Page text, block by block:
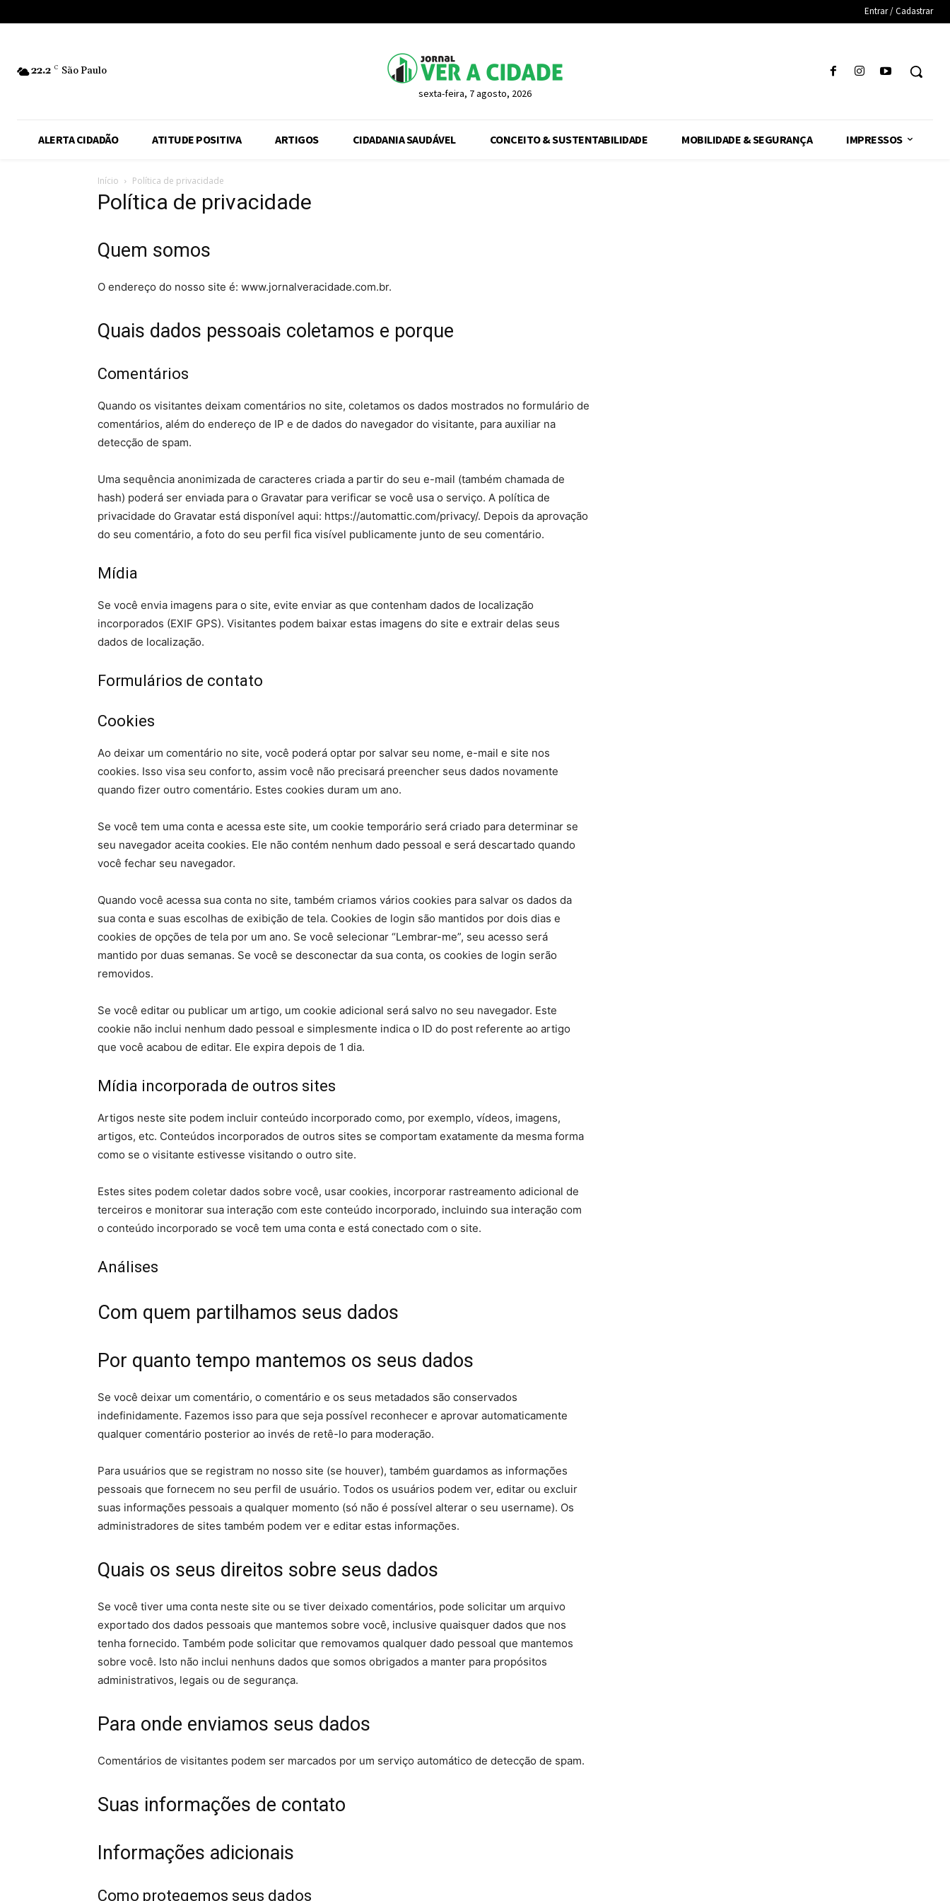
Entrar / Cadastrar
22.2 C São Paulo
sexta-feira, 7 agosto, 2026
ALERTA CIDADÃO ATITUDE POSITIVA ARTIGOS CIDADANIA SAUDÁVEL CONCEITO & SUSTENTABILIDADE MOBILIDADE & SEGURANÇA IMPRESSOS
Início Política de privacidade
Política de privacidade
Quem somos
O endereço do nosso site é: www.jornalveracidade.com.br.
Quais dados pessoais coletamos e porque
Comentários
Quando os visitantes deixam comentários no site, coletamos os dados mostrados no formulário de
comentários, além do endereço de IP e de dados do navegador do visitante, para auxiliar na
detecção de spam.
Uma sequência anonimizada de caracteres criada a partir do seu e-mail (também chamada de
hash) poderá ser enviada para o Gravatar para verificar se você usa o serviço. A política de
privacidade do Gravatar está disponível aqui: https://automattic.com/privacy/. Depois da aprovação
do seu comentário, a foto do seu perfil fica visível publicamente junto de seu comentário.
Mídia
Se você envia imagens para o site, evite enviar as que contenham dados de localização
incorporados (EXIF GPS). Visitantes podem baixar estas imagens do site e extrair delas seus
dados de localização.
Formulários de contato
Cookies
Ao deixar um comentário no site, você poderá optar por salvar seu nome, e-mail e site nos
cookies. Isso visa seu conforto, assim você não precisará preencher seus dados novamente
quando fizer outro comentário. Estes cookies duram um ano.
Se você tem uma conta e acessa este site, um cookie temporário será criado para determinar se
seu navegador aceita cookies. Ele não contém nenhum dado pessoal e será descartado quando
você fechar seu navegador.
Quando você acessa sua conta no site, também criamos vários cookies para salvar os dados da
sua conta e suas escolhas de exibição de tela. Cookies de login são mantidos por dois dias e
cookies de opções de tela por um ano. Se você selecionar “Lembrar-me”, seu acesso será
mantido por duas semanas. Se você se desconectar da sua conta, os cookies de login serão
removidos.
Se você editar ou publicar um artigo, um cookie adicional será salvo no seu navegador. Este
cookie não inclui nenhum dado pessoal e simplesmente indica o ID do post referente ao artigo
que você acabou de editar. Ele expira depois de 1 dia.
Mídia incorporada de outros sites
Artigos neste site podem incluir conteúdo incorporado como, por exemplo, vídeos, imagens,
artigos, etc. Conteúdos incorporados de outros sites se comportam exatamente da mesma forma
como se o visitante estivesse visitando o outro site.
Estes sites podem coletar dados sobre você, usar cookies, incorporar rastreamento adicional de
terceiros e monitorar sua interação com este conteúdo incorporado, incluindo sua interação com
o conteúdo incorporado se você tem uma conta e está conectado com o site.
Análises
Com quem partilhamos seus dados
Por quanto tempo mantemos os seus dados
Se você deixar um comentário, o comentário e os seus metadados são conservados
indefinidamente. Fazemos isso para que seja possível reconhecer e aprovar automaticamente
qualquer comentário posterior ao invés de retê-lo para moderação.
Para usuários que se registram no nosso site (se houver), também guardamos as informações
pessoais que fornecem no seu perfil de usuário. Todos os usuários podem ver, editar ou excluir
suas informações pessoais a qualquer momento (só não é possível alterar o seu username). Os
administradores de sites também podem ver e editar estas informações.
Quais os seus direitos sobre seus dados
Se você tiver uma conta neste site ou se tiver deixado comentários, pode solicitar um arquivo
exportado dos dados pessoais que mantemos sobre você, inclusive quaisquer dados que nos
tenha fornecido. Também pode solicitar que removamos qualquer dado pessoal que mantemos
sobre você. Isto não inclui nenhuns dados que somos obrigados a manter para propósitos
administrativos, legais ou de segurança.
Para onde enviamos seus dados
Comentários de visitantes podem ser marcados por um serviço automático de detecção de spam.
Suas informações de contato
Informações adicionais
Como protegemos seus dados